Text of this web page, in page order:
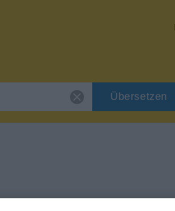
Übersetzen